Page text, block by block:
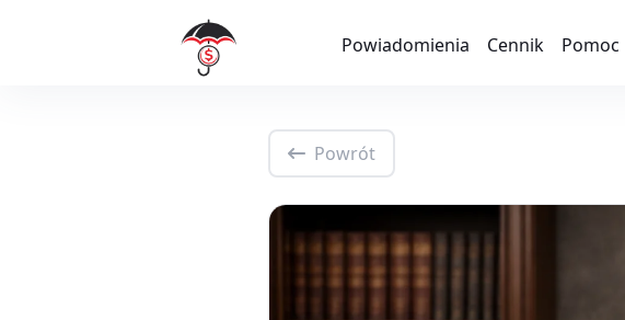
Powiadomienia Cennik Pomoc
Powrót